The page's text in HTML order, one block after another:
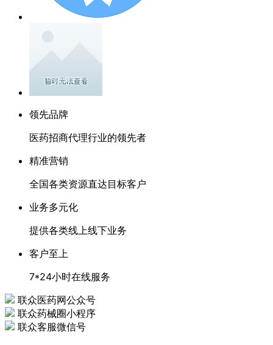
领先品牌
医药招商代理行业的领先者
精准营销
全国各类资源直达目标客户
业务多元化
提供各类线上线下业务
客户至上
7*24小时在线服务
联众医药网公众号
联众药械圈小程序
联众客服微信号